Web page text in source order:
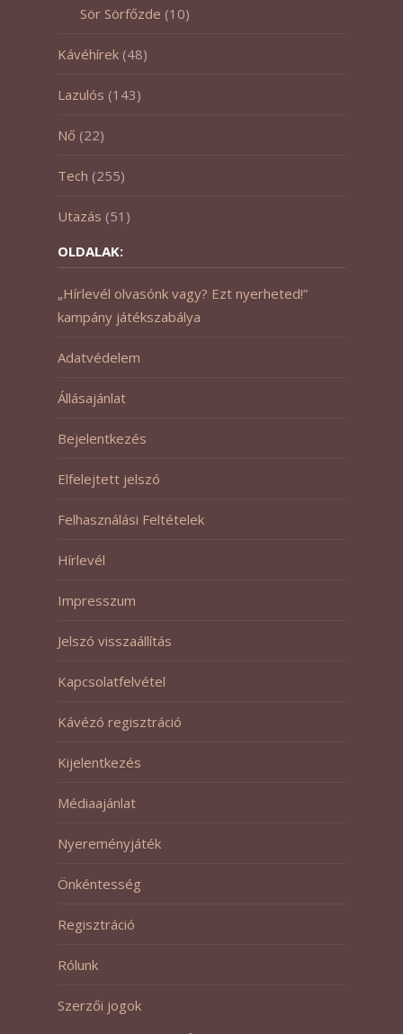
Sör Sörfőzde (10)
Kávéhírek (48)
Lazulós (143)
Nő (22)
Tech (255)
Utazás (51)
OLDALAK:
„Hírlevél olvasónk vagy? Ezt nyerheted!”
kampány játékszabálya
Adatvédelem
Állásajánlat
Bejelentkezés
Elfelejtett jelszó
Felhasználási Feltételek
Hírlevél
Impresszum
Jelszó visszaállítás
Kapcsolatfelvétel
Kávézó regisztráció
Kijelentkezés
Médiaajánlat
Nyereményjáték
Önkéntesség
Regisztráció
Rólunk
Szerzői jogok